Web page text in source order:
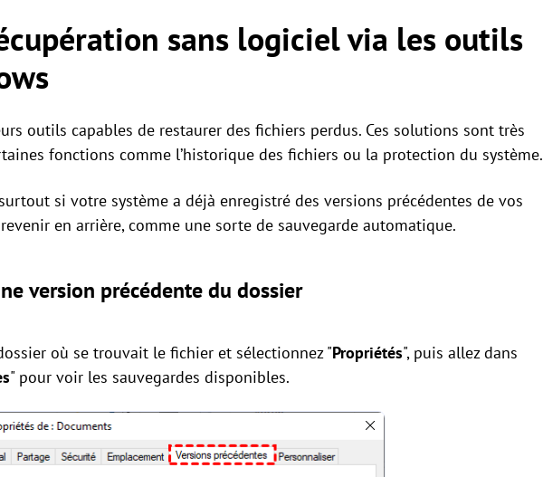
sans logiciel via les outils
outils capables de restaurer des fichiers perdus. Ces solutions sont très
fonctions comme l’historique des fichiers ou la protection du système.
si votre système a déjà enregistré des versions précédentes de vos
en arrière, comme une sorte de sauvegarde automatique.
version précédente du dossier
où se trouvait le fichier et sélectionnez "Propriétés", puis allez dans
" pour voir les sauvegardes disponibles.